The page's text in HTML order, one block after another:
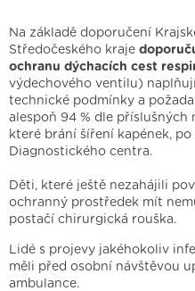
Na základě doporučení
Středočeského kraje
ochranu dýchacích cest
výdechového ventilu)
technické podmínky a
alespoň 94 % dle příslušných
které brání šíření kapének,
Diagnostického centra.
Děti, které ještě nezahájili
ochranný prostředek mít
postačí chirurgická rouška.
Lidé s projevy jakéhokoliv
měli před osobní návštěvou
ambulance.